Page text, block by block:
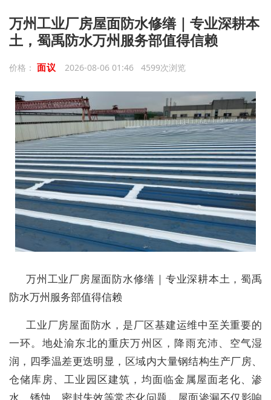
万州工业厂房屋面防水修缮｜专业深耕本
土，蜀禹防水万州服务部值得信赖
价格： 面议 2026-08-06 01:46 4599次浏览
万州工业厂房屋面防水修缮｜专业深耕本土，蜀禹
防水万州服务部值得信赖
工业厂房屋面防水，是厂区基建运维中至关重要的
一环。地处渝东北的重庆万州区，降雨充沛、空气湿
润，四季温差更迭明显，区域内大量钢结构生产厂房、
仓储库房、工业园区建筑，均面临金属屋面老化、渗